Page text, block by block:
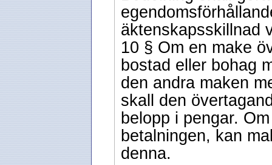
äktenskapsskillnad
10 § Om en make
bostad eller bohag
den andra maken
skall den
belopp i pengar.
betalningen, kan
denna.